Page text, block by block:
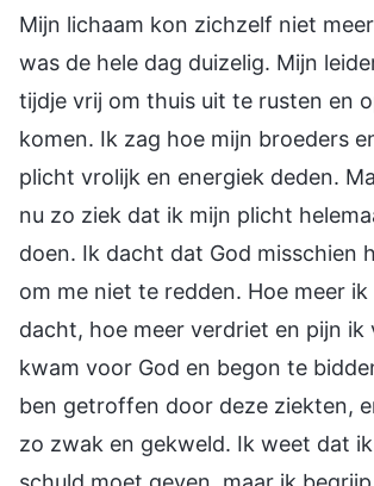
Mijn lichaam kon zichzelf niet
was de hele dag duizelig. Mijn
tijdje vrij om thuis uit te rusten en
komen. Ik zag hoe mijn broeders
plicht vrolijk en energiek deden.
nu zo ziek dat ik mijn plicht
doen. Ik dacht dat God misschien
om me niet te redden. Hoe meer ik
dacht, hoe meer verdriet en pijn ik
kwam voor God en begon te
ben getroffen door deze ziekten,
zo zwak en gekweld. Ik weet dat